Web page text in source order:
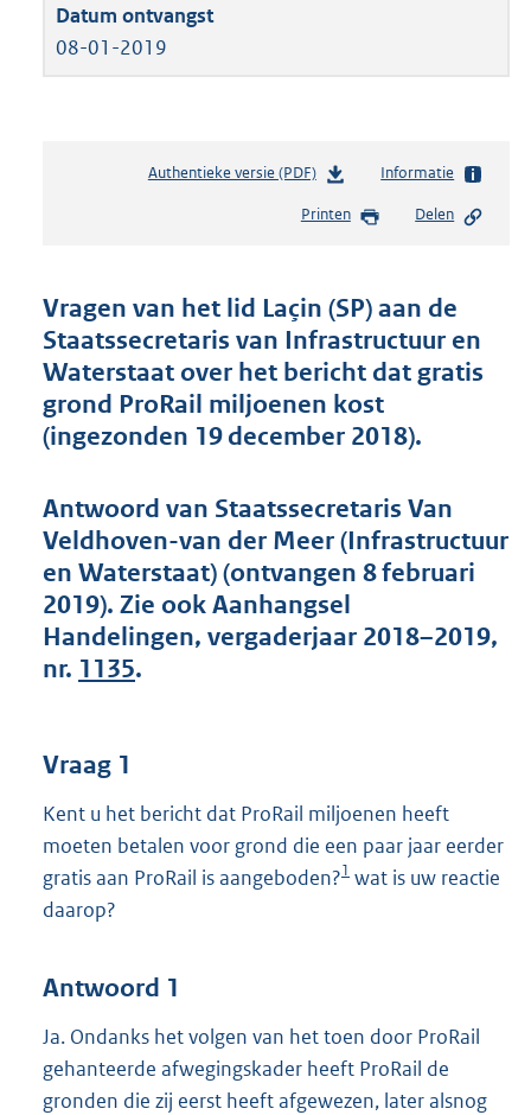
08-01-2019
Authentieke versie (PDF)b
s
d
s
g
r
o
e
:
4
1
K
b
Informatie
Printen Delen
Vragen van het lid Laçin (SP) aan de
Staatssecretaris van Infrastructuur en
Waterstaat over het bericht dat gratis
grond ProRail miljoenen kost
(ingezonden 19 december 2018).
Antwoord van Staatssecretaris Van
Veldhoven-van der Meer (Infrastructuur
en Waterstaat) (ontvangen 8 februari
2019). Zie ook Aanhangsel
Handelingen, vergaderjaar 2018–2019,
nr. 1135.
Vraag 1
Kent u het bericht dat ProRail miljoenen heeft
moeten betalen voor grond die een paar jaar eerder
gratis aan ProRail is aangeboden?1 wat is uw reactie
daarop?
Antwoord 1
Ja. Ondanks het volgen van het toen door ProRail
gehanteerde afwegingskader heeft ProRail de
gronden die zij eerst heeft afgewezen, later alsnog